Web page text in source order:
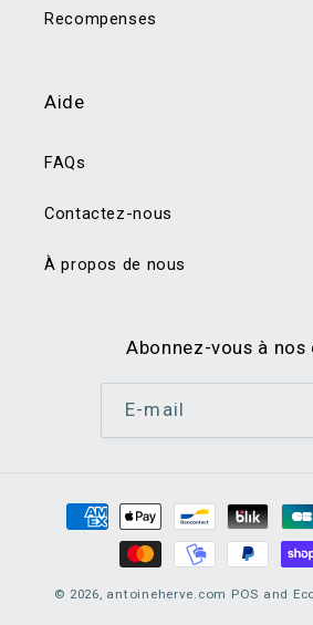
Recompenses
Aide
FAQs
Contactez-nous
À propos de nous
Abonnez-vous à nos
E-mail
Moyens
© 2026, antoineherve.com POS and